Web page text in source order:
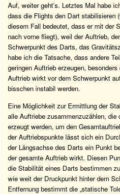
Auf, weiter geht’s. Letztes Mal habe
dass die Flights den Dart stabilisieren
diesem Fall bedeutet, dass er mit der
nach vorne fliegt), weil der Auftrieb,
Schwerpunkt des Darts, das
habe ich die Tatsache, dass andere
geringen Auftrieb erzeugen,
Auftrieb wirkt vor dem Schwerpunkt
bisschen instabil werden.
Eine Möglichkeit zur Ermittlung der
alle Auftriebe zusammenzuzählen,
erzeugt werden, um den
der Auftriebspunkte lässt sich ein
der Längsachse des Darts ein Punkt
der gesamte Auftrieb wirkt. Diesen
die Stabilität eines Darts bestimmen
wie weit der Druckpunkt hinter dem
Entfernung bestimmt die „statische